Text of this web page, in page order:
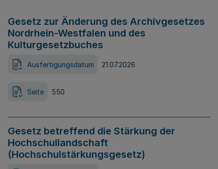
Gesetz zur Änderung des Archivgesetzes
Nordrhein-Westfalen und des
Kulturgesetzbuches
Ausfertigungsdatum 21.07.2026
Seite 550
Gesetz betreffend die Stärkung der
Hochschullandschaft
(Hochschulstärkungsgesetz)